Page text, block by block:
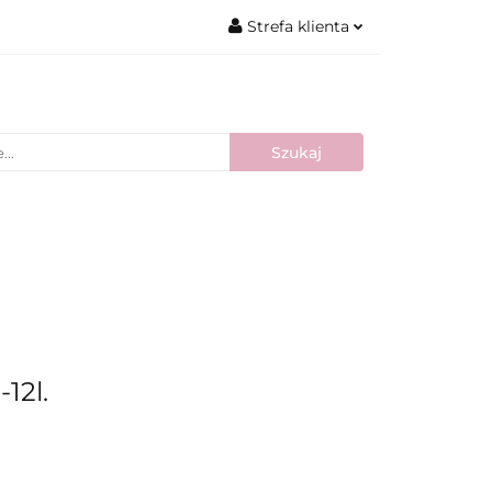
Strefa klienta
Dodaj zgłoszenie